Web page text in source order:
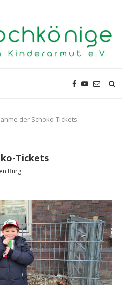
der Schoko-Tickets
Tickets
Burg